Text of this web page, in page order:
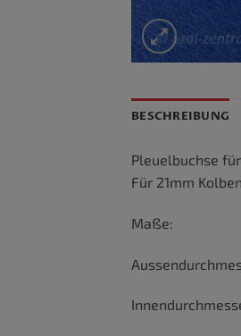
BESCHREIBUNG
Pleuelbuchse
Für 21mm
Maße: